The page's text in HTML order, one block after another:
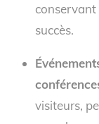
conservant
succès.
visiteurs,